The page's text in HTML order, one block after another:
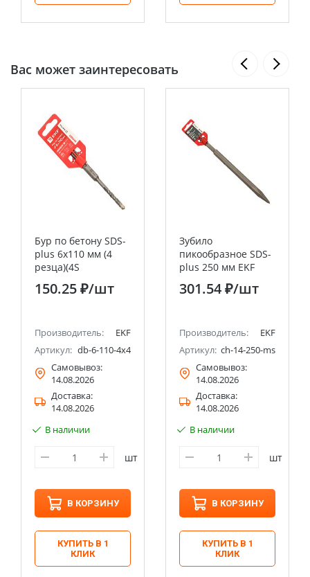
Вас может заинтересовать
Бур по бетону SDS-
plus 6х110 мм (4
резца)(4S
спираль)EKF Expert
150.25 ₽/шт
Производитель:
EKF
Артикул: db-6-110-4x4
Самовывоз:
14.08.2026
Доставка:
14.08.2026
В наличии
шт
В КОРЗИНУ
КУПИТЬ В 1
КЛИК
Зубило
пикообразное SDS-
plus 250 мм EKF
301.54 ₽/шт
Производитель:
EKF
Артикул: ch-14-250-ms
Самовывоз:
14.08.2026
Доставка:
14.08.2026
В наличии
шт
В КОРЗИНУ
КУПИТЬ В 1
КЛИК